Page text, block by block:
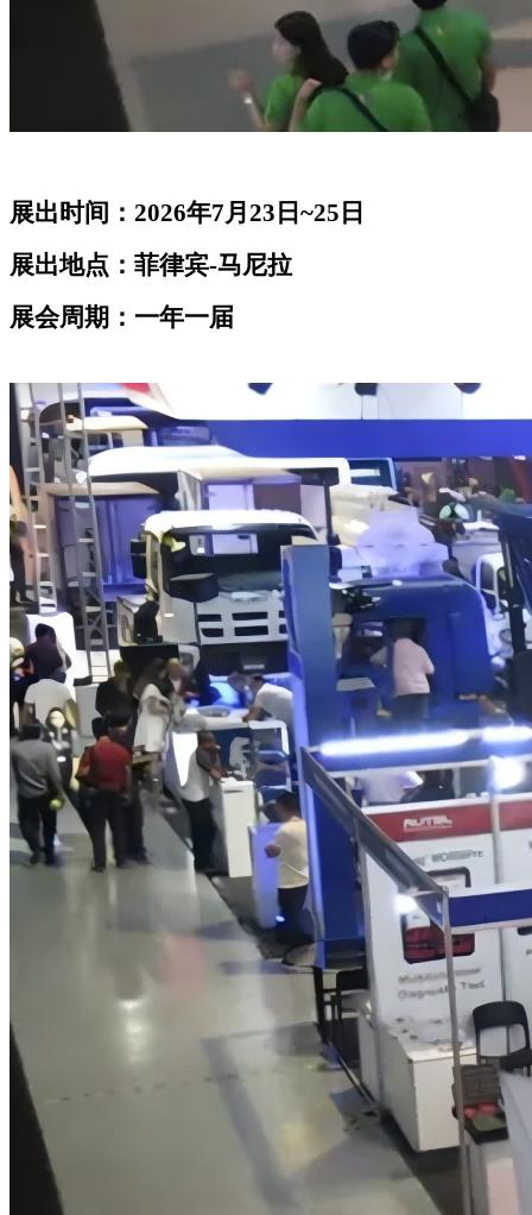
展出时间： 2026年7月23日~25日
展出地点：菲律宾-马尼拉
展会周期：一年一届